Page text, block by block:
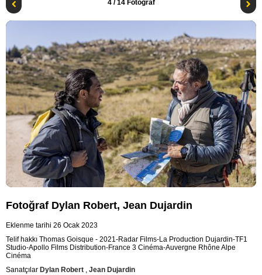
4/ 14 Fotoğraf
Fotoğraf Dylan Robert, Jean Dujardin
Eklenme tarihi 26 Ocak 2023
Telif hakkı Thomas Goisque - 2021-Radar Films-La Production Dujardin-TF1
Studio-Apollo Films Distribution-France 3 Cinéma-Auvergne Rhône Alpe
Cinéma
Sanatçılar Dylan Robert , Jean Dujardin